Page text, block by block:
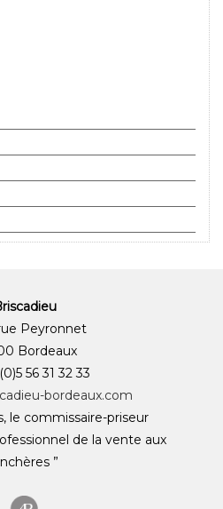
Peyronnet
Bordeaux
56 31 32 33
bordeaux.com
le commissaire-priseur
de la vente aux
”